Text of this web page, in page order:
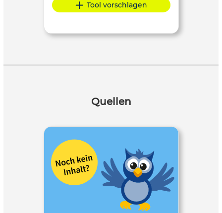
Tool vorschlagen
Quellen